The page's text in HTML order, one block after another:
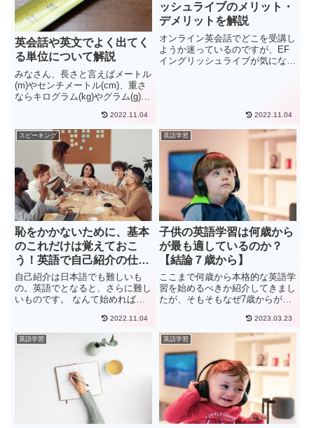
英会話や英文でよく出てく
る単位について解説
みなさん、長さと言えばメートル
(m)やセンチメートル(cm)、重さ
ならキログラム(kg)やグラム(g)
れはメートル法といわれ、フラン
スやドイツ、そして日本ではこち
らを使うのが普通です。ところが
アメリカやイギリス...
2022.11.04
ッシュライブのメリット・
デメリットを解説
オンライン英会話でどこを受講し
ようか迷っているのですが、EF
イングリッシュライブが気になっ
は世界最大級のオンライン英会
話...
2022.11.04
スピーキング
恥をかかないために、基本
のこれだけは覚えておこ
う！英語で自己紹介の仕方
【テンプレあり！】
自己紹介は日本語でも難しいも
の。英語でとなると、さらに難し
いものです。 なんて始めればい
か どうすれば良い印象を与える
ことができるか 決まったルール
があるのかなど、不安が多いと思
います。自己紹介を行う状況によ
2022.11.04
英語学習
子供の英語学習は何歳から
が最も適しているのか？
【結論７歳から】
ここまで何歳から本格的な英語学
習を始めるべきか紹介してきまし
たが、そもそもなぜ7歳からが適
きく分けて2つあります。学校で
人から教わることに慣れ始める、
本格的な英語の授業開始までまだ
時間がある。
2023.03.23
英語学習 英語学習